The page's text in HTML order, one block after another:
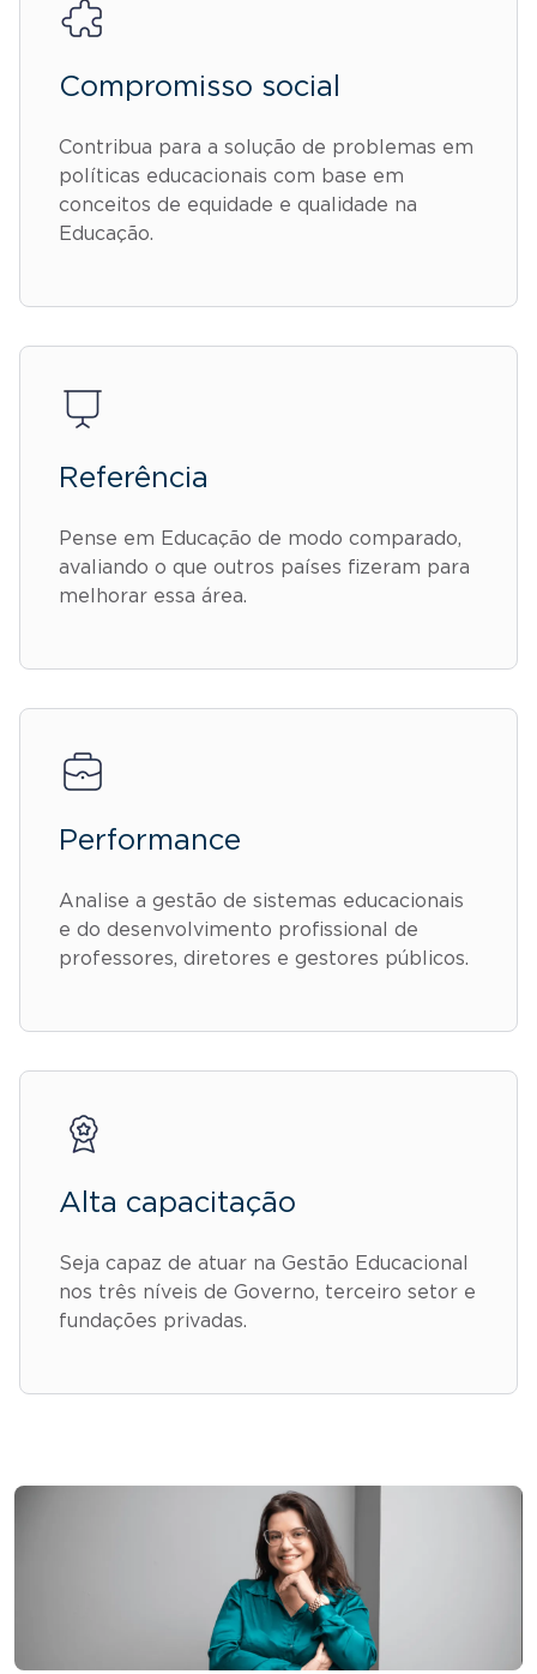
Compromisso social
Contribua para a solução de problemas em
políticas educacionais com base em
conceitos de equidade e qualidade na
Educação.
Referência
Pense em Educação de modo comparado,
avaliando o que outros países fizeram para
melhorar essa área.
Performance
Analise a gestão de sistemas educacionais
e do desenvolvimento profissional de
professores, diretores e gestores públicos.
Alta capacitação
Seja capaz de atuar na Gestão Educacional
nos três níveis de Governo, terceiro setor e
fundações privadas.